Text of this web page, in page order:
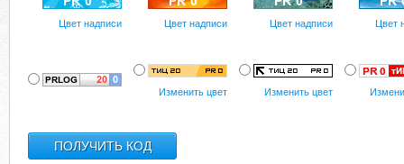
Цвет надписи Цвет надписи Цвет надписи Цвет
Изменить цвет Изменить цвет